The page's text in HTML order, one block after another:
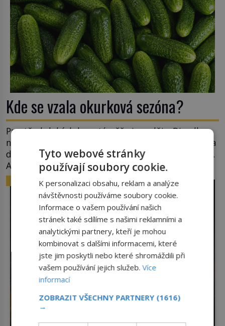
Kde se vzala okurková sezóna?
Prostě období, kdy se téměř nic neděje. Divadla
nehrají, v parlamentu se nehlasuje, všichni jsou na
dovolené a média tak nemají o čem mluvit a psát.
A vymýšlejí si proto témata, které nikoho
nezajímají. Proč je však ona letní doba spojovaná
zrovna s okurkami? Okurkovou sezónu známe už
od poloviny 19. století, ovšem jako Češi […]
ZAJÍMAVOSTI
Tyto webové stránky
používají soubory cookie.
K personalizaci obsahu, reklam a analýze
návštěvnosti používáme soubory cookie.
Informace o vašem používání našich
stránek také sdílíme s našimi reklamními a
analytickými partnery, kteří je mohou
kombinovat s dalšími informacemi, které
jste jim poskytli nebo které shromáždili při
vašem používání jejich služeb.Více
informací
ZOBRAZIT VŠECHNY PARTNERY (1616)
→